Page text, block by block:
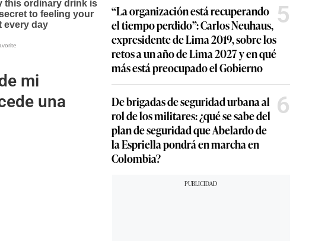
mi
una
“La organización está recuperando
el tiempo perdido”: Carlos Neuhaus,
expresidente de Lima 2019, sobre los
retos a un año de Lima 2027 y en qué
más está preocupado el Gobierno
5
De brigadas de seguridad urbana al
rol de los militares: ¿qué se sabe del
plan de seguridad que Abelardo de
la Espriella pondrá en marcha en
Colombia?
6